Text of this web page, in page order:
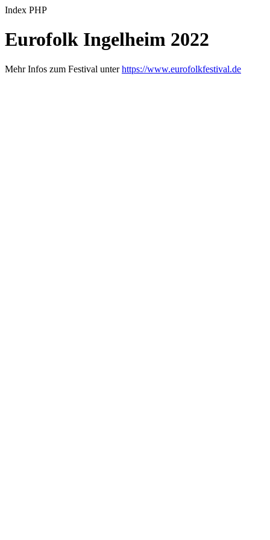
Index PHP
Eurofolk Ingelheim 2022
Mehr Infos zum Festival unterhttps://www.eurofolkfestival.de